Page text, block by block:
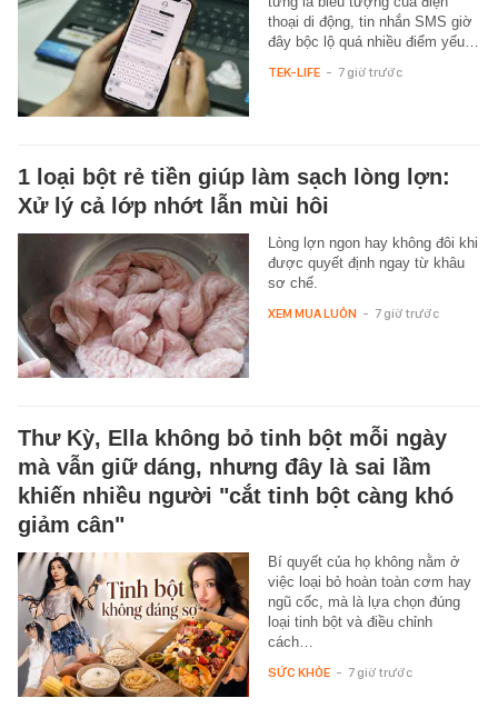
thoại di động, tin nhắn SMS giờ
đây bộc lộ quá nhiều điểm yếu…
TEK-LIFE - 7 giờ trước
1 loại bột rẻ tiền giúp làm sạch lòng lợn:
Xử lý cả lớp nhớt lẫn mùi hôi
Lòng lợn ngon hay không đôi khi
được quyết định ngay từ khâu
sơ chế.
XEM MUA LUÔN - 7 giờ trước
Thư Kỳ, Ella không bỏ tinh bột mỗi ngày
mà vẫn giữ dáng, nhưng đây là sai lầm
khiến nhiều người "cắt tinh bột càng khó
giảm cân"
Bí quyết của họ không nằm ở
việc loại bỏ hoàn toàn cơm hay
ngũ cốc, mà là lựa chọn đúng
loại tinh bột và điều chỉnh
cách…
SỨC KHỎE - 7 giờ trước